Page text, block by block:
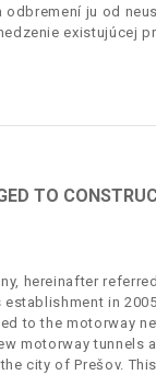
ju od
existujúcej
TO
hereinafter
in
to the motorway
motorway tunnels
city of Prešov.